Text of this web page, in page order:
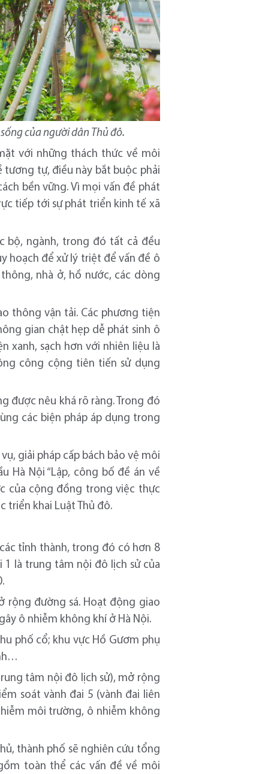
của người dân Thủ đô.
với những thách thức về môi
tương tự, điều này bắt buộc phải
bền vững. Vì mọi vấn đề phát
tiếp tới sự phát triển kinh tế xã
bộ, ngành, trong đó tất cả đều
hoạch để xử lý triệt để vấn đề ô
nhà ở, hồ nước, các dòng
thông vận tải. Các phương tiện
gian chật hẹp dễ phát sinh ô
xanh, sạch hơn với nhiên liệu là
công cộng tiên tiến sử dụng
được nêu khá rõ ràng. Trong đó
các biện pháp áp dụng trong
giải pháp cấp bách bảo vệ môi
Hà Nội “Lập, công bố đề án về
của cộng đồng trong việc thực
triển khai Luật Thủ đô.
tỉnh thành, trong đó có hơn 8
là trung tâm nội đô lịch sử của
rộng đường sá. Hoạt động giao
ô nhiễm không khí ở Hà Nội.
phố cổ; khu vực Hồ Gươm phụ
tâm nội đô lịch sử), mở rộng
soát vành đai 5 (vành đai liên
môi trường, ô nhiễm không
thành phố sẽ nghiên cứu tổng
toàn thể các vấn đề về môi